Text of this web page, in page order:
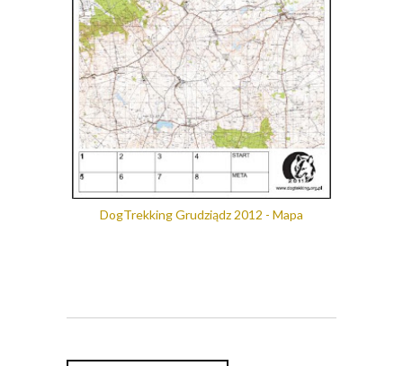
DogTrekking Grudziądz 2012 - Mapa